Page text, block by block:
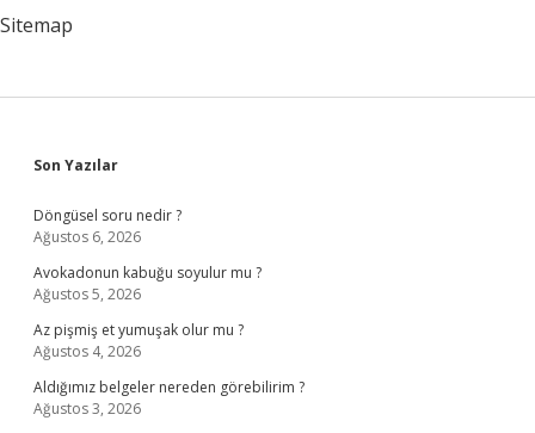
Sitemap
Sidebar
Son Yazılar
Döngüsel soru nedir ?
Ağustos 6, 2026
Avokadonun kabuğu soyulur mu ?
Ağustos 5, 2026
Az pişmiş et yumuşak olur mu ?
Ağustos 4, 2026
Aldığımız belgeler nereden görebilirim ?
Ağustos 3, 2026